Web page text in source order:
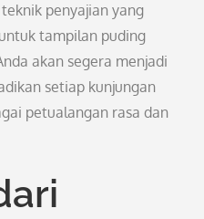
penyajian yang
tampilan puding
akan segera menjadi
setiap kunjungan
petualangan rasa dan